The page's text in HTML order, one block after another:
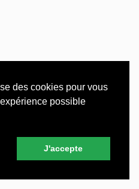
des cookies pour vous
possible
J'accepte